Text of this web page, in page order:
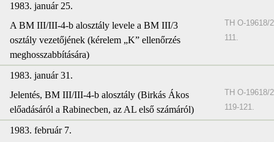
1983. január 25.
A BM III/III-4-b alosztály levele a BM III/3
osztály vezetőjének (kérelem „K” ellenőrzés
meghosszabbítására)
TH O-19618/2
111.
1983. január 31.
Jelentés, BM III/III-4-b alosztály (Birkás Ákos
előadásáról a Rabinecben, az AL első számáról)
TH O-19618/2
119-121.
1983. február 7.